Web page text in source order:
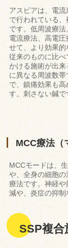
アスピアは、電
で行われている
です。低周波療
電流療法、高電
せて、より効果的
従来のものに比べ
かける施術が出
に異なる周波数
で、鎮痛効果も
す。刺さない鍼で
MCC療法（
MCCモードは、
や、全身の細胞
療法です。神経
減や、炎症の抑制
SSP複